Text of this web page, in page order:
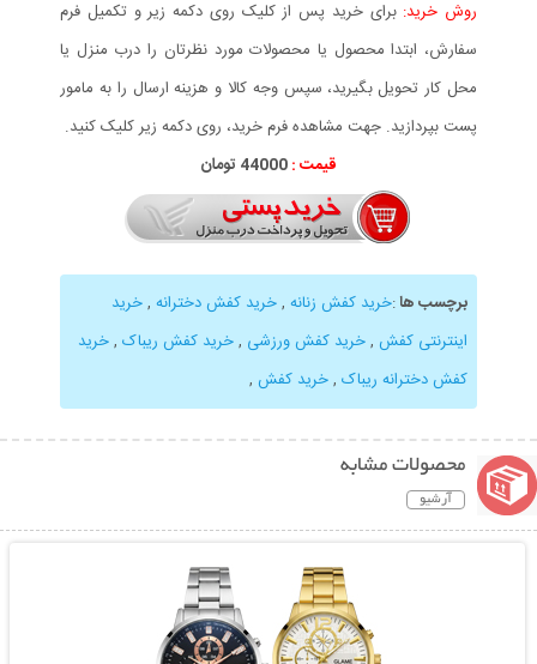
روش خرید: برای خرید پس از کلیک روی دکمه زیر و تکمیل فرم
سفارش، ابتدا محصول یا محصولات مورد نظرتان را درب منزل یا
محل کار تحویل بگیرید، سپس وجه کالا و هزینه ارسال را به مامور
پست بپردازید. جهت مشاهده فرم خرید، روی دکمه زیر کلیک کنید.
قیمت :44000 تومان
برچسب ها:خرید کفش زنانه ,خرید کفش دخترانه ,خرید
اینترنتی کفش ,خرید کفش ورزشی ,خرید کفش ریباک ,خرید
کفش دخترانه ریباک ,خرید کفش ,
محصولات مشابه
آرشیو